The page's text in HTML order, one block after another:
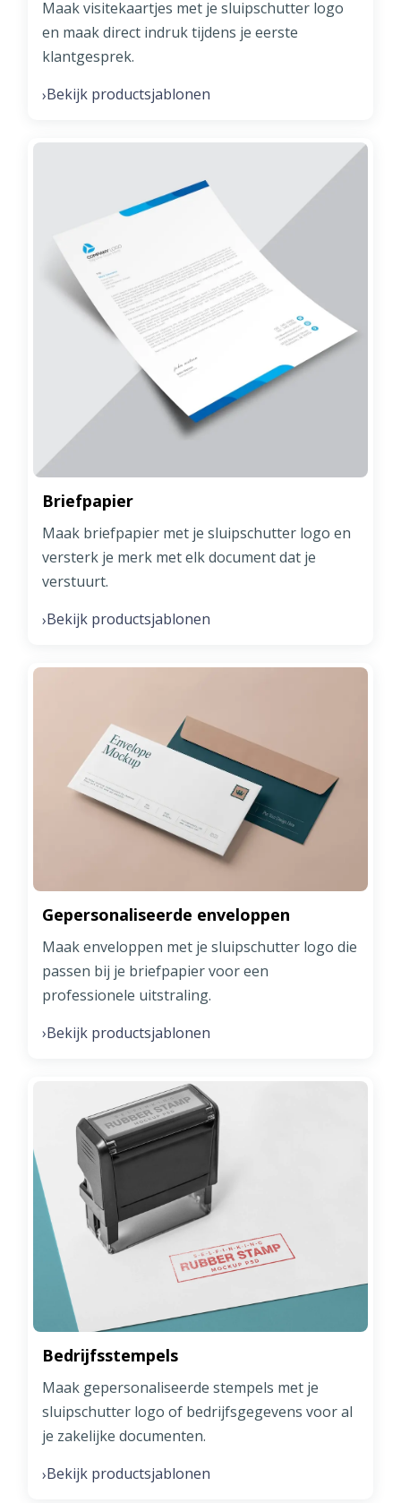
Maak visitekaartjes met je sluipschutter logo
en maak direct indruk tijdens je eerste
klantgesprek.
›Bekijk productsjablonen
Briefpapier
Maak briefpapier met je sluipschutter logo en
versterk je merk met elk document dat je
verstuurt.
›Bekijk productsjablonen
Gepersonaliseerde enveloppen
Maak enveloppen met je sluipschutter logo die
passen bij je briefpapier voor een
professionele uitstraling.
›Bekijk productsjablonen
Bedrijfsstempels
Maak gepersonaliseerde stempels met je
sluipschutter logo of bedrijfsgegevens voor al
je zakelijke documenten.
›Bekijk productsjablonen